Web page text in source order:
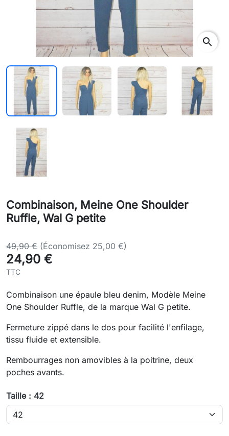
search
Combinaison, Meine One Shoulder
Ruffle, Wal G petite
49,90 € (Économisez 25,00 €)
24,90 €
TTC
Combinaison une épaule bleu denim, Modèle Meine
One Shoulder Ruffle, de la marque Wal G petite.
Fermeture zippé dans le dos pour facilité l'enfilage,
tissu fluide et extensible.
Rembourrages non amovibles à la poitrine, deux
poches avants.
Taille : 42